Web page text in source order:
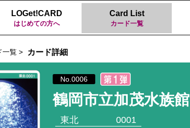
LOGet!CARD
はじめての方へ
Card List
カード一覧
一覧 > カード詳細
No.0006
鶴岡市立加茂水族館
東北
0001